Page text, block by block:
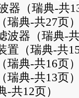
器（瑞典-共
瑞典-共27页
波器（瑞典-
置（瑞典-共
瑞典-共16页
瑞典-共13页
-共12页）